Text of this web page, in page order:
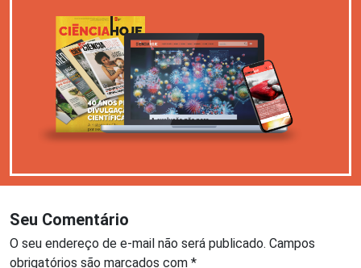
Seu Comentário
O seu endereço de e-mail não será publicado. Campos
obrigatórios são marcados com *